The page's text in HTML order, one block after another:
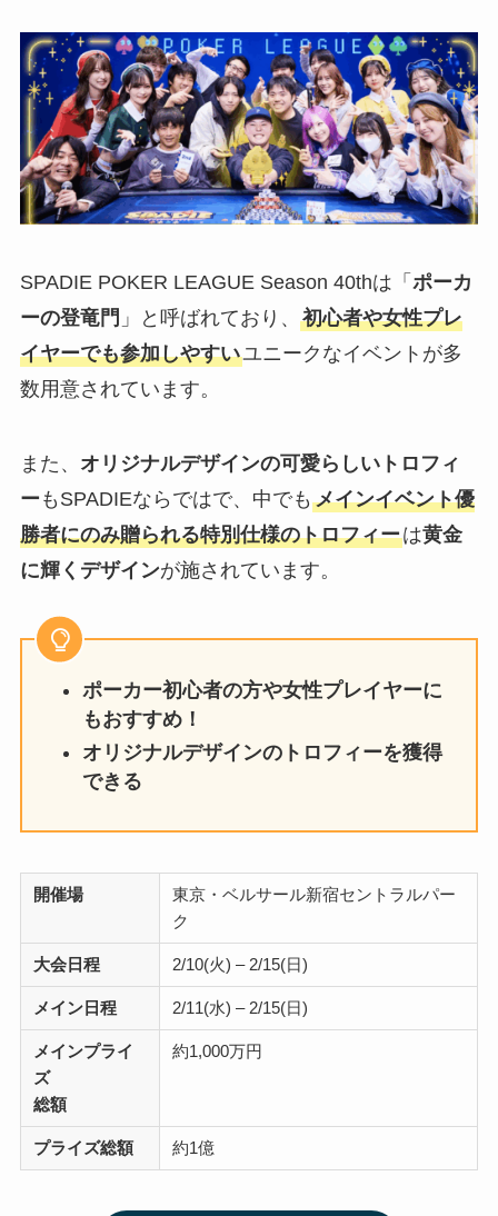
SPADIE POKER LEAGUE Season 40thは「 ポーカ
ーの登竜門 」と呼ばれており、 初心者や女性プレ
イヤーでも参加しやすいユニークなイベントが多
数用意されています。
また、 オリジナルデザインの可愛らしいトロフィ
ー もSPADIEならではで、中でも メインイベント優
勝者にのみ贈られる特別仕様のトロフィーは黄金
に輝くデザインが施されています。
ポーカー初心者の方や女性プレイヤーに
もおすすめ！
オリジナルデザインのトロフィーを獲得
できる
開催場
東京・ベルサール新宿セントラルパー
ク
大会日程 2/10(火) – 2/15(日)
メイン日程 2/11(水) – 2/15(日)
メインプライ
ズ
総額
約1,000万円
プライズ総額 約1億